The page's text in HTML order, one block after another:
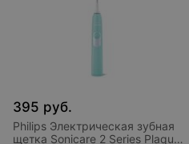
395 руб.
Philips Электрическая зубная
щетка Sonicare 2 Series Plaque